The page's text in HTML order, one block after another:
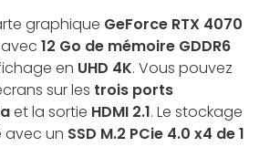
graphique GeForce RTX 4070
avec 12 Go de mémoire GDDR6
en UHD 4K. Vous pouvez
sur les trois ports
et la sortie HDMI 2.1. Le stockage
avec un SSD M.2 PCie 4.0 x4 de 1